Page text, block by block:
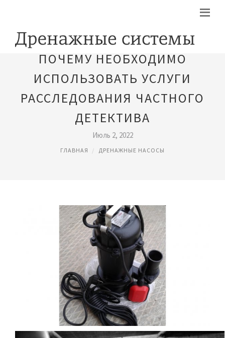
ПОЧЕМУ НЕОБХОДИМО
ИСПОЛЬЗОВАТЬ УСЛУГИ
РАССЛЕДОВАНИЯ ЧАСТНОГО
ДЕТЕКТИВА
Июль 2, 2022
ГЛАВНАЯ ДРЕНАЖНЫЕ НАСОСЫ